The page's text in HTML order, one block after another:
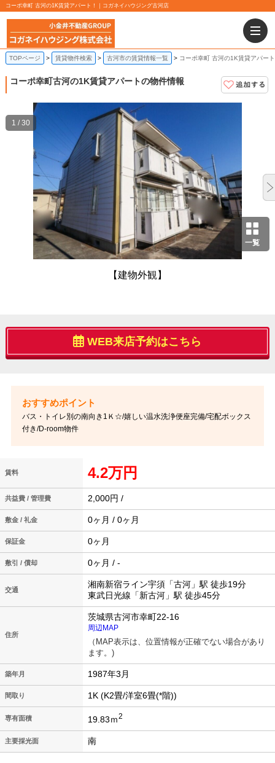
コーポ幸町 古河の1K賃貸アパート！｜コガネイハウジング古河店
TOPページ 賃貸物件検索 古河市の賃貸情報一覧 コーポ幸町 古河の1K賃貸アパート
コーポ幸町古河の1K賃貸アパートの物件情報
一覧
【建物外観】
1 / 30
WEB来店予約はこちら
バス・トイレ別の南向き1Ｋ☆/嬉しい温水洗浄便座完備/宅配ボックス
付き/D-room物件
賃料 4.2万円
共益費 / 管理費 2,000円 /
敷金 / 礼金 0ヶ月 / 0ヶ月
保証金 0ヶ月
敷引 / 償却 0ヶ月 / -
交通
湘南新宿ライン宇須「古河」駅 徒歩19分
東武日光線「新古河」駅 徒歩45分
住所
茨城県古河市幸町22-16
周辺MAP
（MAP表示は、位置情報が正確でない場合があり
ます。)
築年月 1987年3月
間取り 1K (K2畳/洋室6畳(*階))
専有面積 19.83ｍ2
主要採光面 南